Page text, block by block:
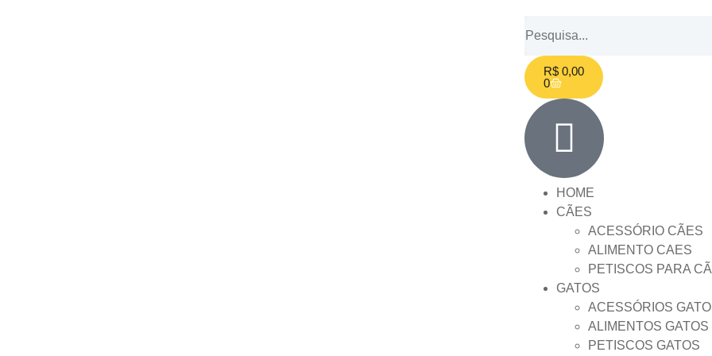
R$ 0,00
0
HOME
CÃES
ACESSÓRIO CÃES
ALIMENTO CAES
PETISCOS PARA
GATOS
ACESSÓRIOS
ALIMENTOS GATOS
PETISCOS GATOS